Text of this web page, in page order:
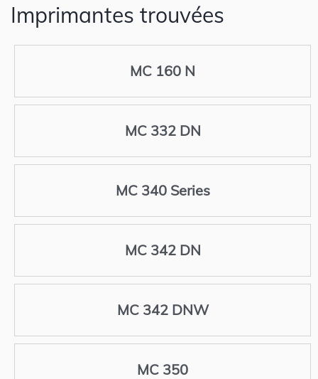
Imprimantes trouvées
MC 160 N
MC 332 DN
MC 340 Series
MC 342 DN
MC 342 DNW
MC 350